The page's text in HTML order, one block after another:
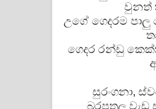
වුනත්
උගේ ගෙදරම
ගෙදර රන්ඩු
සුරංගනා,
බරපතල වැඩ